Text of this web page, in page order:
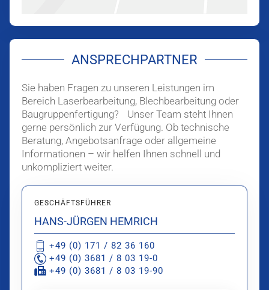
ANSPRECHPARTNER
Sie haben Fragen zu unseren Leistungen im
Bereich Laserbearbeitung, Blechbearbeitung oder
Baugruppenfertigung? Unser Team steht Ihnen
gerne persönlich zur Verfügung. Ob technische
Beratung, Angebotsanfrage oder allgemeine
Informationen – wir helfen Ihnen schnell und
unkompliziert weiter.
GESCHÄFTSFÜHRER
HANS-JÜRGEN HEMRICH
+49 (0) 171 / 82 36 160
+49 (0) 3681 / 8 03 19-0
+49 (0) 3681 / 8 03 19-90